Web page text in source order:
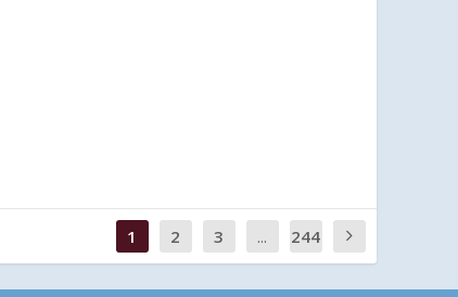
1 2 3 ...
244
0